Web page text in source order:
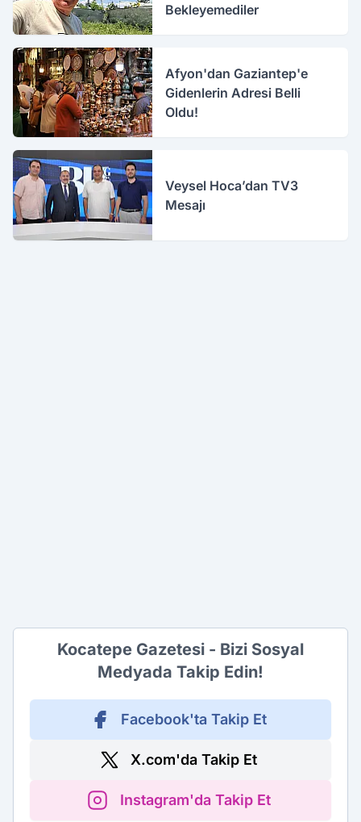
Bekleyemediler
Afyon'dan Gaziantep'e
Gidenlerin Adresi Belli
Oldu!
Veysel Hoca’dan TV3
Mesajı
Kocatepe Gazetesi - Bizi Sosyal
Medyada Takip Edin!
Facebook'ta Takip Et
X.com'da Takip Et
Instagram'da Takip Et